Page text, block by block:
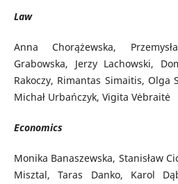
Law
Anna Chorążewska,
Grabowska, Jerzy Lachowski,
Rakoczy, Rimantas Simaitis, Olga
Michał Urbańczyk, Vigita Vėbraitė
Economics
Monika Banaszewska, Stanisław
Misztal, Taras Danko, Karol